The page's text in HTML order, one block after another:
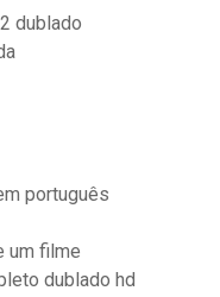
dublado
português
um filme
dublado hd